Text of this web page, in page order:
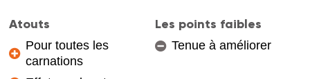
Atouts
Pour toutes les
carnations
Les points faibles
Tenue à améliorer